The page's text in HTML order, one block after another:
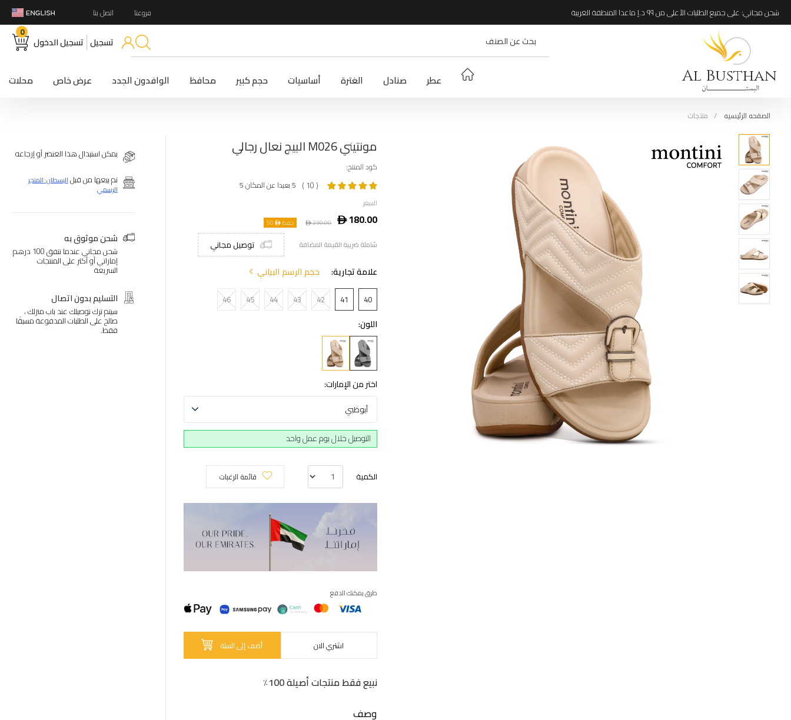
شحن مجاني: على جميع الطلبات الأعلى من ٩٩ د.إ ماعدا المنطقة الغربية فروعنا اتصل بنا
Al Busthan
تسجيل تسجيل الدخول
0
عطر صنادل الغترة أساسيات حجم كبير محافظ الوافدون الجدد عرض خاص محلات
الصفحه الرئيسيه منتجات
مونتيني M026 البيج نعال رجالي
كود المنتج:
( 10 ) 5 بعيدا عن المكان 5
السعر
ê 180.00
ê230.00 حفظ ê 50
شاملة ضريبة القيمة المضافة توصيل مجاني
علامة تجارية: حجم الرسم البياني
40
41
42
43
44
45
46
اللون:
اختر من الإمارات:
أبوظبي
التوصيل خلال يوم عمل واحد
الكمية قائمة الرغبات
طرق يمكنك الدفع
أضف إلى السلة اشتري الان
نبيع فقط منتجات أصيلة 100٪
وصف
يمكن استبدال هذا العنصر أو إرجاعه
تم بيعها من قبل
البسطان: المتجر
الرسمي
شحن موثوق به
شحن مجاني عندما تنفق 100 درهم
إماراتي أو أكثر على المنتجات
السريعة
التسليم بدون اتصال
سيتم ترك توصيلك عند باب منزلك ،
صالح على الطلبات المدفوعة مسبقًا
فقط.